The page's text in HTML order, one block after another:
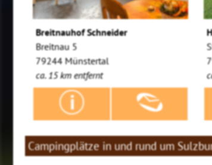
Breitnauhof Schneider
Breitnau 5
79244 Münstertal
ca. 15 km entfernt
Campingplätze in und rund um